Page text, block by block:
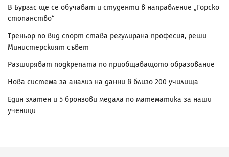
В Бургас ще се обучават и студенти в направление „Горско
стопанство“
Треньор по вид спорт става регулирана професия, реши
Министерският съвет
Разширяват подкрепата по приобщаващото образование
Нова система за анализ на данни в близо 200 училища
Един златен и 5 бронзови медала по математика за наши
ученици